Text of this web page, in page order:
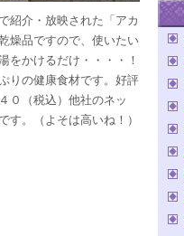
紹介・放映された「アカ
燥品ですので、使いたい
をかけるだけ・・・・！
りの健康食材です。好評
０（税込）他社のネッ
す。（よそは高いね！）